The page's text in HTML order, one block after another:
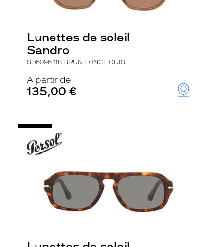
Lunettes de soleil
Sandro
SD6096 118 BRUN FONCE CRIST
À partir de
135,00 €